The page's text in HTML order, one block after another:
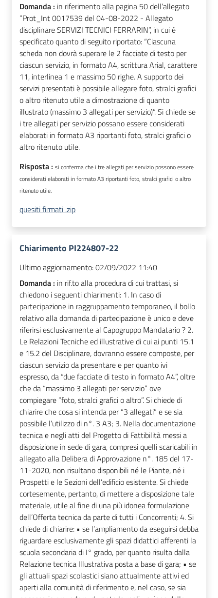
Domanda : in riferimento alla pagina 50 dell’allegato
“Prot_Int 0017539 del 04-08-2022 - Allegato
disciplinare SERVIZI TECNICI FERRARIN”, in cui è
specificato quanto di seguito riportato: “Ciascuna
scheda non dovrà superare le 2 facciate di testo per
ciascun servizio, in formato A4, scrittura Arial, carattere
11, interlinea 1 e massimo 50 righe. A supporto dei
servizi presentati è possibile allegare foto, stralci grafici
o altro ritenuto utile a dimostrazione di quanto
illustrato (massimo 3 allegati per servizio)”. Si chiede se
i tre allegati per servizio possano essere considerati
elaborati in formato A3 riportanti foto, stralci grafici o
altro ritenuto utile.
Risposta : si conferma che i tre allegati per servizio possono essere
considerati elaborati in formato A3 riportanti foto, stralci grafici o altro
ritenuto utile.
quesiti firmati .zip
Chiarimento PI224807-22
Ultimo aggiornamento:02/09/2022 11:40
Domanda : in rif.to alla procedura di cui trattasi, si
chiedono i seguenti chiarimenti: 1. In caso di
partecipazione in raggruppamento temporaneo, il bollo
relativo alla domanda di partecipazione è unico e deve
riferirsi esclusivamente al Capogruppo Mandatario ? 2.
Le Relazioni Tecniche ed illustrative di cui ai punti 15.1
e 15.2 del Disciplinare, dovranno essere composte, per
ciascun servizio da presentare e per quanto ivi
espresso, da “due facciate di testo in formato A4”, oltre
che da “massimo 3 allegati per servizio” ove
compiegare “foto, stralci grafici o altro”. Si chiede di
chiarire che cosa si intenda per “3 allegati” e se sia
possibile l’utilizzo di n°. 3 A3; 3. Nella documentazione
tecnica e negli atti del Progetto di Fattibilità messi a
disposizione in sede di gara, compresi quelli scaricabili in
allegato alla Delibera di Approvazione n°. 185 del 17-
11-2020, non risultano disponibili né le Piante, né i
Prospetti e le Sezioni dell’edificio esistente. Si chiede
cortesemente, pertanto, di mettere a disposizione tale
materiale, utile al fine di una più idonea formulazione
dell’Offerta tecnica da parte di tutti i Concorrenti; 4. Si
chiede di chiarire: • se l’ampliamento da eseguirsi debba
riguardare esclusivamente gli spazi didattici afferenti la
scuola secondaria di I° grado, per quanto risulta dalla
Relazione tecnica Illustrativa posta a base di gara; • se
gli attuali spazi scolastici siano attualmente attivi ed
aperti alla comunità di riferimento e, nel caso, se sia